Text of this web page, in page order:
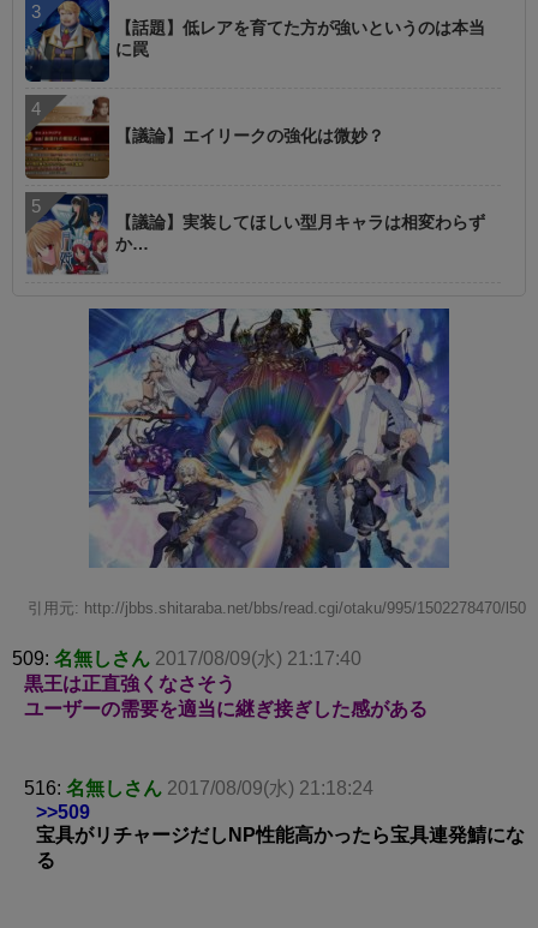
【話題】低レアを育てた方が強いというのは本当
に罠
【議論】エイリークの強化は微妙？
【議論】実装してほしい型月キャラは相変わらず
か…
引用元: http://jbbs.shitaraba.net/bbs/read.cgi/otaku/995/1502278470/l50
509: 名無しさん 2017/08/09(水) 21:17:40
黒王は正直強くなさそう
ユーザーの需要を適当に継ぎ接ぎした感がある
516: 名無しさん 2017/08/09(水) 21:18:24
>>509
宝具がリチャージだしNP性能高かったら宝具連発鯖にな
る